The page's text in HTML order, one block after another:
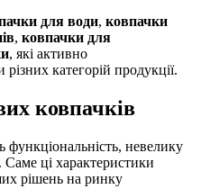
для води, ковпачки
, ковпачки для
, які активно
категорій продукції.
ковпачків
невелику
Саме ці характеристики
рішень на ринку